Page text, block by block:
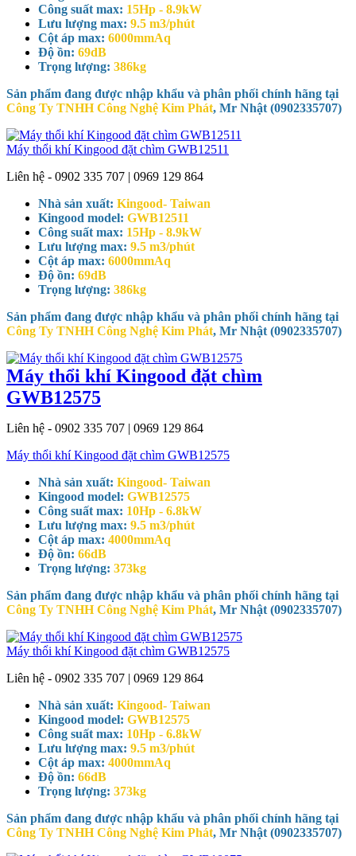
Công suất max: 15Hp - 8.9kW
Lưu lượng max: 9.5 m3/phút
Cột áp max: 6000mmAq
Độ ồn: 69dB
Trọng lượng: 386kg
Sản phẩm đang được nhập khẩu và phân phối chính hãng tại
Công Ty TNHH Công Nghệ Kim Phát, Mr Nhật (0902335707)
Máy thổi khí Kingood đặt chìm GWB12511
Liên hệ - 0902 335 707 | 0969 129 864
Nhà sản xuất: Kingood- Taiwan
Kingood model: GWB12511
Công suất max: 15Hp - 8.9kW
Lưu lượng max: 9.5 m3/phút
Cột áp max: 6000mmAq
Độ ồn: 69dB
Trọng lượng: 386kg
Sản phẩm đang được nhập khẩu và phân phối chính hãng tại
Công Ty TNHH Công Nghệ Kim Phát, Mr Nhật (0902335707)
Máy thổi khí Kingood đặt chìm
GWB12575
Liên hệ - 0902 335 707 | 0969 129 864
Máy thổi khí Kingood đặt chìm GWB12575
Nhà sản xuất: Kingood- Taiwan
Kingood model: GWB12575
Công suất max: 10Hp - 6.8kW
Lưu lượng max: 9.5 m3/phút
Cột áp max: 4000mmAq
Độ ồn: 66dB
Trọng lượng: 373kg
Sản phẩm đang được nhập khẩu và phân phối chính hãng tại
Công Ty TNHH Công Nghệ Kim Phát, Mr Nhật (0902335707)
Máy thổi khí Kingood đặt chìm GWB12575
Liên hệ - 0902 335 707 | 0969 129 864
Nhà sản xuất: Kingood- Taiwan
Kingood model: GWB12575
Công suất max: 10Hp - 6.8kW
Lưu lượng max: 9.5 m3/phút
Cột áp max: 4000mmAq
Độ ồn: 66dB
Trọng lượng: 373kg
Sản phẩm đang được nhập khẩu và phân phối chính hãng tại
Công Ty TNHH Công Nghệ Kim Phát, Mr Nhật (0902335707)